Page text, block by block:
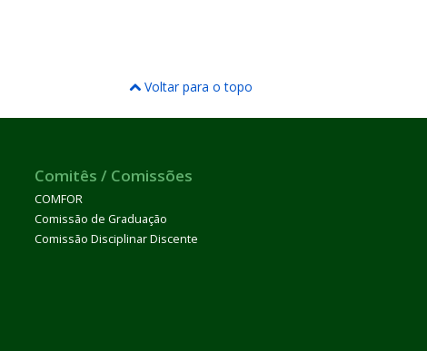
Voltar para o topo
Comitês / Comissões
COMFOR
Comissão de Graduação
Comissão Disciplinar Discente